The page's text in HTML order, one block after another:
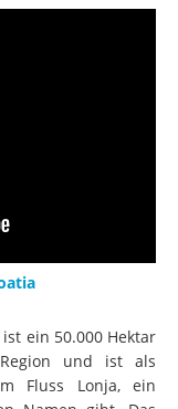
ein 50.000 Hektar
und ist als
Fluss Lonja, ein